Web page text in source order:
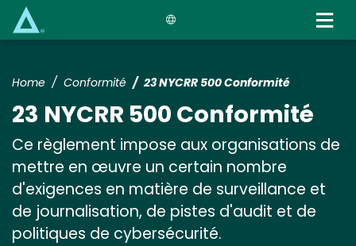
Home Conformité 23 NYCRR 500 Conformité
23 NYCRR 500 Conformité
Ce règlement impose aux organisations de
mettre en œuvre un certain nombre
d'exigences en matière de surveillance et
de journalisation, de pistes d'audit et de
politiques de cybersécurité.